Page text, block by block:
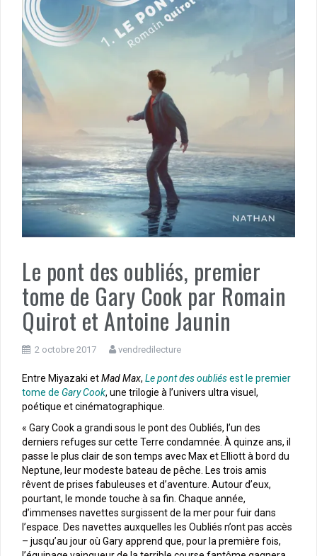
Le pont des oubliés, premier
tome de Gary Cook par Romain
Quirot et Antoine Jaunin
2 octobre 2017 vendredilecture
Entre Miyazaki etMad Max, Le pont des oubliésest le premier
tome de Gary Cook, une trilogie à l’univers ultra visuel,
poétique et cinématographique.
« Gary Cook a grandi sous le pont des Oubliés, l’un des
derniers refuges sur cette Terre condamnée. À quinze ans, il
passe le plus clair de son temps avec Max et Elliott à bord du
Neptune, leur modeste bateau de pêche. Les trois amis
rêvent de prises fabuleuses et d’aventure. Autour d’eux,
pourtant, le monde touche à sa fin. Chaque année,
d’immenses navettes surgissent de la mer pour fuir dans
l’espace. Des navettes auxquelles les Oubliés n’ont pas accès
– jusqu’au jour où Gary apprend que, pour la première fois,